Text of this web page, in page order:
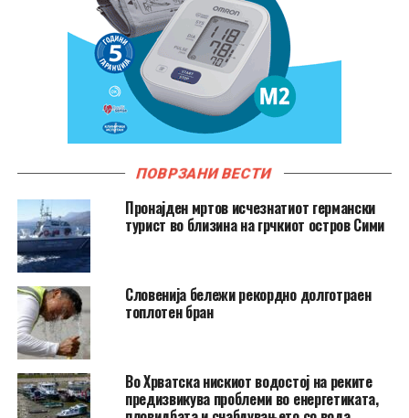
ПОВРЗАНИ ВЕСТИ
Пронајден мртов исчезнатиот германски
турист во близина на грчкиот остров Сими
Словенија бележи рекордно долготраен
топлотен бран
Во Хрватска нискиот водостој на реките
предизвикува проблеми во енергетиката,